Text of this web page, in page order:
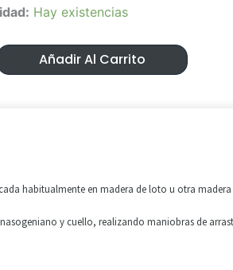
Original
Era:
12,99 €.
Actual
Es:
9,90 €.
Hay existencias
Añadir Al Carrito
habitualmente en madera de loto u otra madera
y cuello, realizando maniobras de